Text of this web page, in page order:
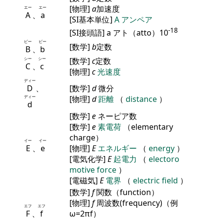
A
エー
、 a
エー
[物理] a加速度
[SI基本単位] A アンペア
[SI接頭語] a アト（atto）10-18
B
ビー
、 b
ビー
[数学] b定数
C
シー
、 c
シー [数学] c定数
[物理] c光速度
D
ディー
、
d
ディー
[数学] d微分
[物理] d 距離 （ distance ）
E
イー
、 e
イー
[数学] e ネーピア数
[数学] e素電荷
（elementary
charge）
[物理] E エネルギー （ energy ）
[電気化学] E 起電力 （ electoro
motive force ）
[電磁気] E 電界 （ electric field ）
F
エフ
、 f
エフ
[数学] f関数（function）
[物理] f周波数(frequency)（例
ω=2πf）